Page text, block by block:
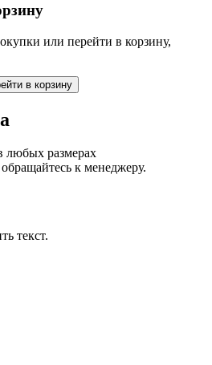
или перейти в корзину,
в корзину
любых размерах
к менеджеру.
текст.